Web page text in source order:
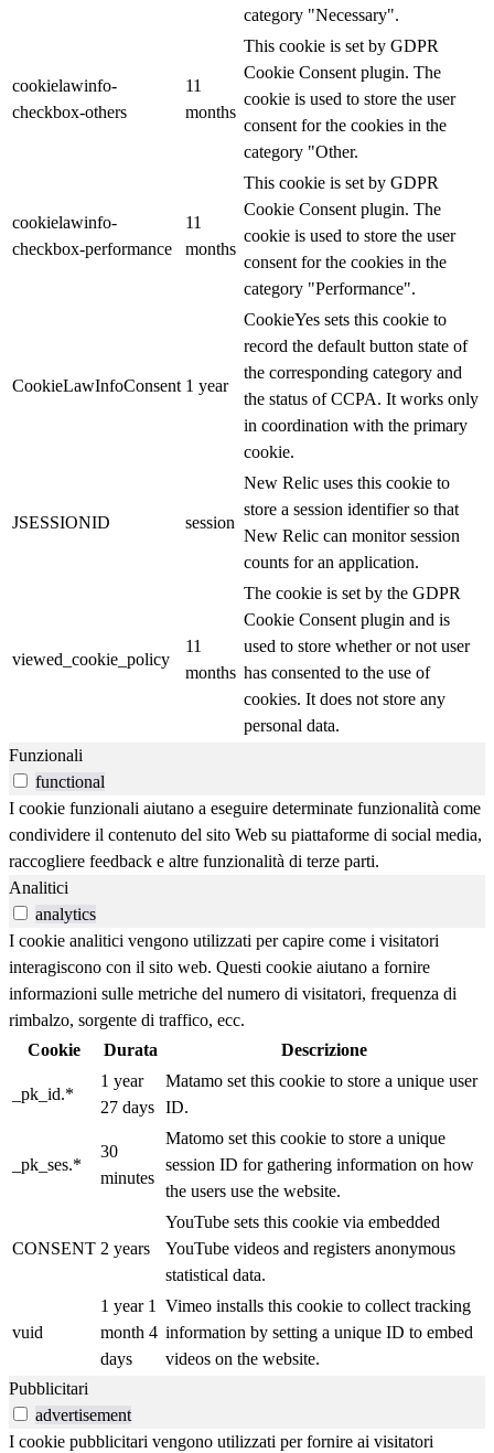
category "Necessary".
cookielawinfo-
checkbox-others
11
months
This cookie is set by GDPR
Cookie Consent plugin. The
cookie is used to store the user
consent for the cookies in the
category "Other.
cookielawinfo-
checkbox-performance
11
months
This cookie is set by GDPR
Cookie Consent plugin. The
cookie is used to store the user
consent for the cookies in the
category "Performance".
CookieLawInfoConsent 1 year
CookieYes sets this cookie to
record the default button state of
the corresponding category and
the status of CCPA. It works only
in coordination with the primary
cookie.
JSESSIONID session
New Relic uses this cookie to
store a session identifier so that
New Relic can monitor session
counts for an application.
viewed_cookie_policy
11
months
The cookie is set by the GDPR
Cookie Consent plugin and is
used to store whether or not user
has consented to the use of
cookies. It does not store any
personal data.
Funzionali
functional
I cookie funzionali aiutano a eseguire determinate funzionalità come
condividere il contenuto del sito Web su piattaforme di social media,
raccogliere feedback e altre funzionalità di terze parti.
Analitici
analytics
I cookie analitici vengono utilizzati per capire come i visitatori
interagiscono con il sito web. Questi cookie aiutano a fornire
informazioni sulle metriche del numero di visitatori, frequenza di
rimbalzo, sorgente di traffico, ecc.
Cookie
Durata Descrizione
_pk_id.*
1 year
27 days
Matamo set this cookie to store a unique user
ID.
_pk_ses.*
30
minutes
Matomo set this cookie to store a unique
session ID for gathering information on how
the users use the website.
CONSENT 2 years
YouTube sets this cookie via embedded
YouTube videos and registers anonymous
statistical data.
vuid
1 year 1
month 4
days
Vimeo installs this cookie to collect tracking
information by setting a unique ID to embed
videos on the website.
Pubblicitari
advertisement
I cookie pubblicitari vengono utilizzati per fornire ai visitatori